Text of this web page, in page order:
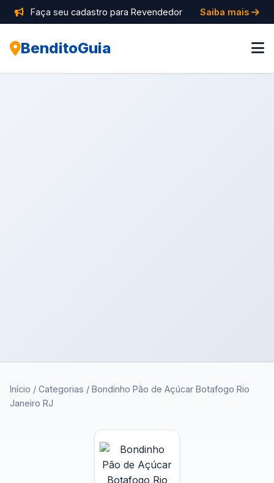
Faça seu cadastro para Revendedor Saiba mais
BenditoGuia
Início / Categorias / Bondinho Pão de Açúcar Botafogo Rio
Janeiro RJ